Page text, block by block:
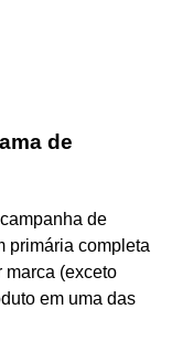
de
de
primária completa
marca (exceto
em uma das